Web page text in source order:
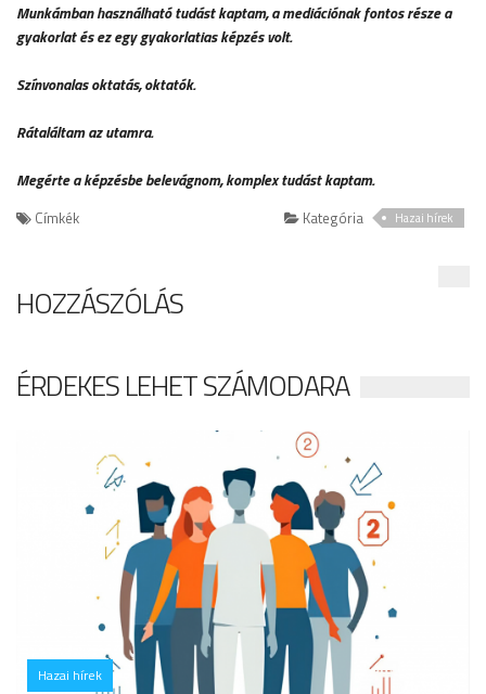
Munkámban használható tudást kaptam, a mediációnak fontos része a
gyakorlat és ez egy gyakorlatias képzés volt.
Színvonalas oktatás, oktatók.
Rátaláltam az utamra.
Megérte a képzésbe belevágnom, komplex tudást kaptam.
Címkék Kategória Hazai hírek
HOZZÁSZÓLÁS
ÉRDEKES LEHET SZÁMODARA
Hazai hírek